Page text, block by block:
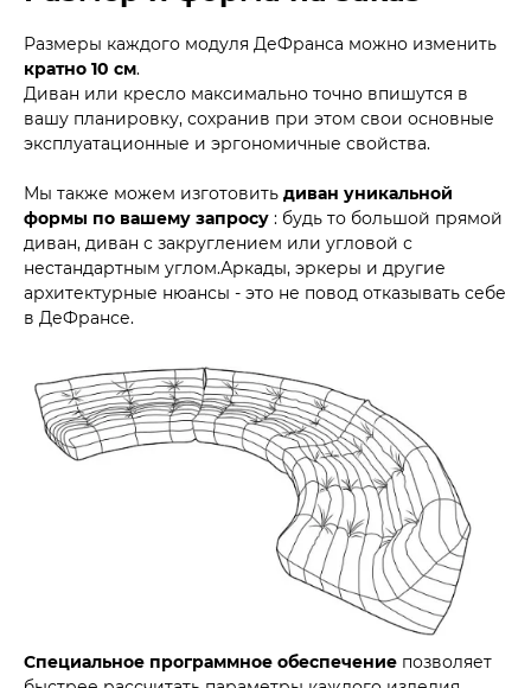
Размеры каждого модуля ДеФранса можно изменить
кратно 10 см.
Диван или кресло максимально точно впишутся в
вашу планировку, сохранив при этом свои основные
эксплуатационные и эргономичные свойства.
Мы также можем изготовить диван уникальной
формы по вашему запросу : будь то большой прямой
диван, диван с закруглением или угловой с
нестандартным углом.Аркады, эркеры и другие
архитектурные нюансы - это не повод отказывать себе
в ДеФрансе.
Специальное программное обеспечение позволяет